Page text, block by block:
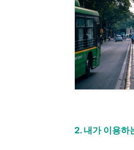
2. 내가 이용하